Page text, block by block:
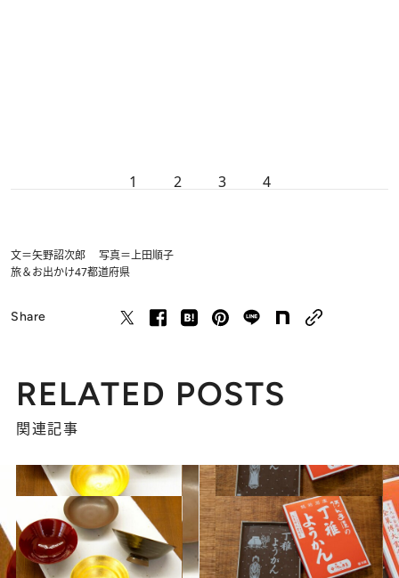
1 2 3 4
文＝矢野詔次郎 写真＝上田順子
旅＆お出かけ47都道府県
Share
RELATED POSTS
関連記事